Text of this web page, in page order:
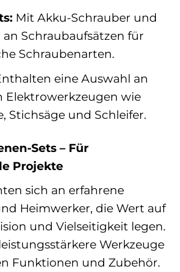
Mit Akku-Schrauber und
Schraubaufsätzen für
Schraubenarten.
eine Auswahl an
Elektrowerkzeugen wie
Stichsäge und Schleifer.
Sets – Für
Projekte
sich an erfahrene
Heimwerker, die Wert auf
und Vielseitigkeit legen.
Werkzeuge
Funktionen und Zubehör.